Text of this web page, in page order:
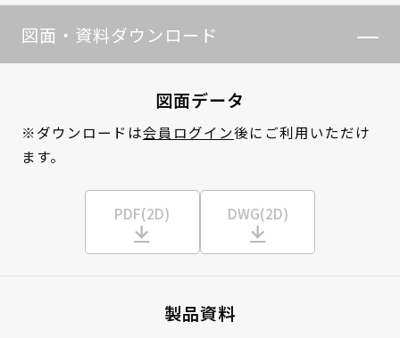
図面・資料ダウンロード
図面データ
※ダウンロードは会員ログイン後にご利用いただけ
ます。
PDF(2D) DWG(2D)
製品資料